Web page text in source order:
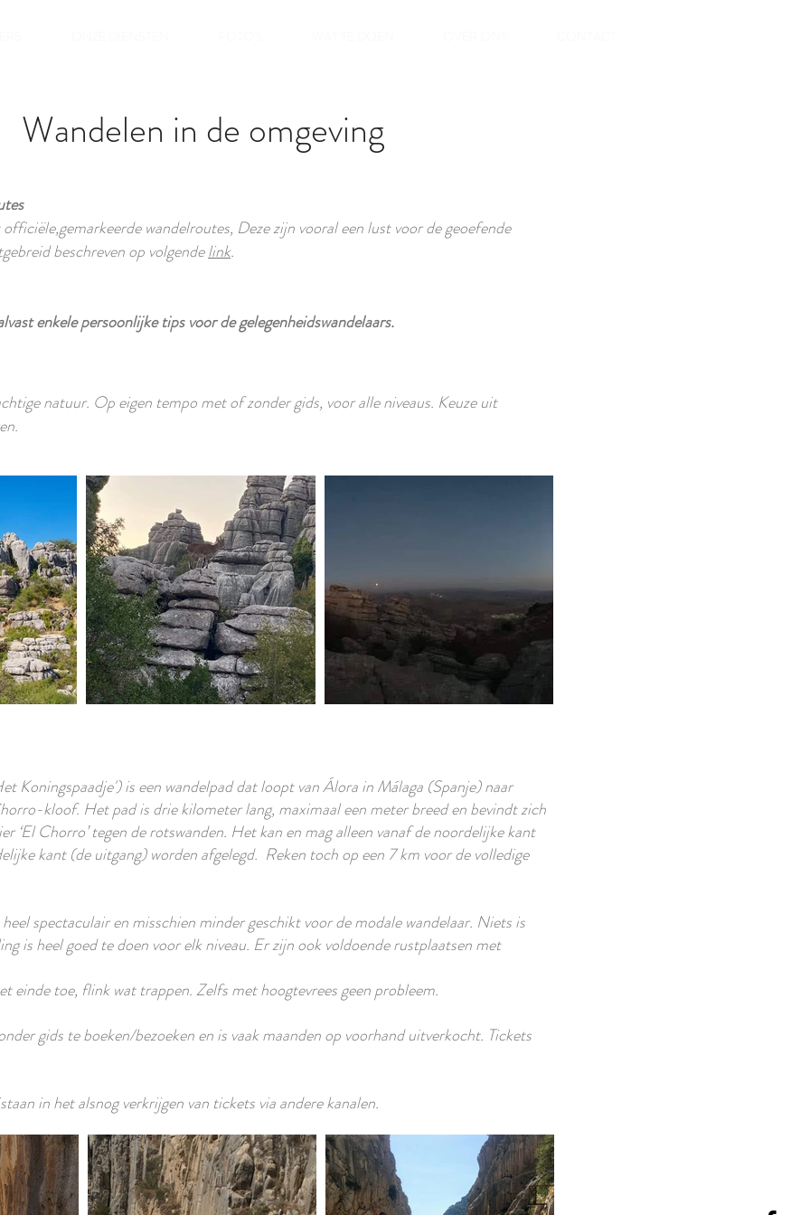
Wandelen in de omgeving
wandelroutes, Deze zijn vooral een lust voor de geoefende
beschreven op volgendelink.
enkele persoonlijke tips voor de gelegenheidswandelaars.
natuur. Op eigen tempo met of zonder gids, voor alle niveaus. Keuze uit
Koningspaadje') is een wandelpad dat loopt van Álora in Málaga (Spanje) naar
kloof. Het pad is drie kilometer lang, maximaal een meter breed en bevindt zich
‘El Chorro’ tegen de rotswanden. Het kan en mag alleen vanaf de noordelijke kant
kant (de uitgang) worden afgelegd. Reken toch op een 7 km voor de volledige
spectaculair en misschien minder geschikt voor de modale wandelaar. Niets is
is heel goed te doen voor elk niveau. Er zijn ook voldoende rustplaatsen met
einde toe, flink wat trappen. Zelfs met hoogtevrees geen probleem.
gids te boeken/bezoeken en is vaak maanden op voorhand uitverkocht. Tickets
in het alsnog verkrijgen van tickets via andere kanalen.